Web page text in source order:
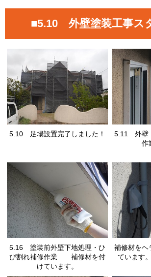
■5.10 外壁塗装工事ス
5.10 足場設置完了しました！
5.11 外壁
作
5.16 塗装前外壁下地処理・ひ
び割れ補修作業 補修材を付
けています。
補修材をヘ
ています